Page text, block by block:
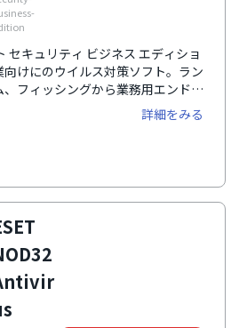
セキュリティ ビジネス エディショ
けにのウイルス対策ソフト。ラン
フィッシングから業務用エンドポ
まな面から企業のデバイスを保護し
詳細をみる